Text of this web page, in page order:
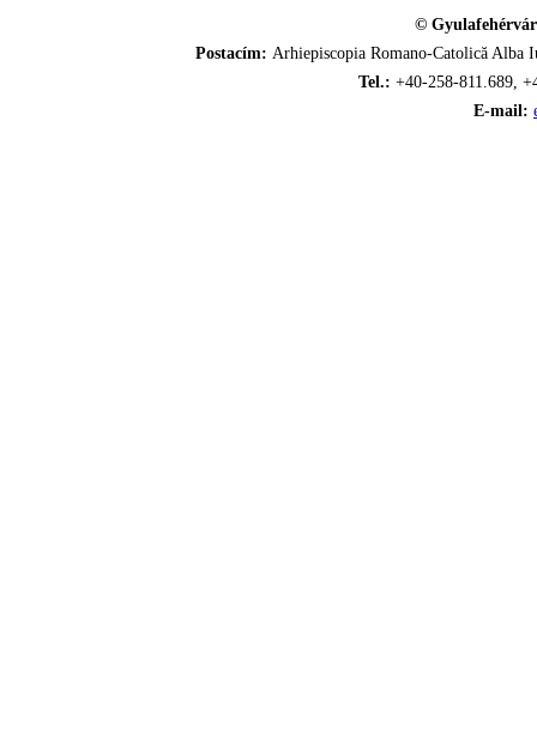
©
Postacím: Arhiepiscopia Romano-Catolică
Tel.: +40-258-811.689,
E-mail: